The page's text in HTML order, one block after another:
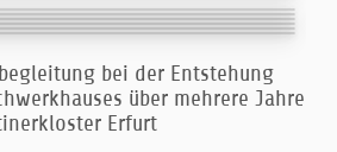
bei der Entstehung
über mehrere Jahre
Erfurt